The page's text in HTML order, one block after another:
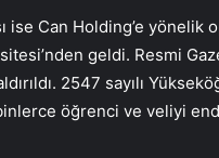
ise Can Holding’e yönelik
geldi. Resmi
2547 sayılı
öğrenci ve veliyi